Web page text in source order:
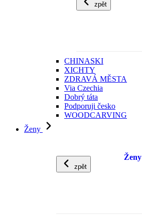
zpět
CHINASKI
XICHTY
ZDRAVÁ MĚSTA
Via Czechia
Dobrý táta
Podporuji česko
WOODCARVING
Ženy
zpět
Ženy